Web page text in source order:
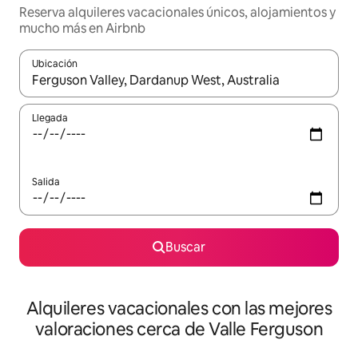
Reserva alquileres vacacionales únicos, alojamientos y
mucho más en Airbnb
Ubicación
Cuando los resultados estén disponibles, navega con las
Llegada
Salida
Buscar
Alquileres vacacionales con las mejores
valoraciones cerca de Valle Ferguson